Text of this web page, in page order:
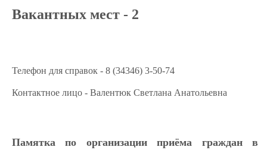
Вакантных мест - 2
Телефон для справок - 8 (34346) 3-50-74
Контактное лицо - Валентюк Светлана Анатольевна
Памятка по организации приёма граждан в